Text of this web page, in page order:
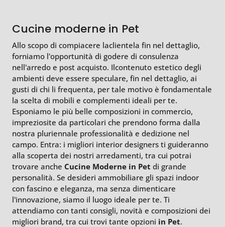
Cucine moderne in Pet
Allo scopo di compiacere laclientela fin nel dettaglio,
forniamo l'opportunità di godere di consulenza
nell'arredo e post acquisto. Ilcontenuto estetico degli
ambienti deve essere speculare, fin nel dettaglio, ai
gusti di chi li frequenta, per tale motivo è fondamentale
la scelta di mobili e complementi ideali per te.
Esponiamo le più belle composizioni in commercio,
impreziosite da particolari che prendono forma dalla
nostra pluriennale professionalità e dedizione nel
campo. Entra: i migliori interior designers ti guideranno
alla scoperta dei nostri arredamenti, tra cui potrai
trovare anche Cucine Moderne in Pet di grande
personalità. Se desideri ammobiliare gli spazi indoor
con fascino e eleganza, ma senza dimenticare
l'innovazione, siamo il luogo ideale per te. Ti
attendiamo con tanti consigli, novità e composizioni dei
migliori brand, tra cui trovi tante opzioni in Pet.